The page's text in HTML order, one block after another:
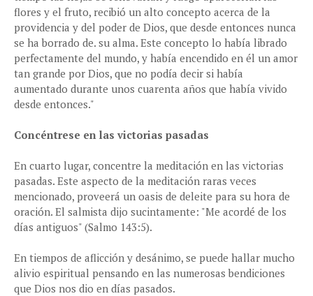
flores y el fruto, recibió un alto concepto acerca de la
providencia y del poder de Dios, que desde entonces nunca
se ha borrado de. su alma. Este concepto lo había librado
perfectamente del mundo, y había encendido en él un amor
tan grande por Dios, que no podía decir si había
aumentado durante unos cuarenta años que había vivido
desde entonces."
Concéntrese en las victorias pasadas
En cuarto lugar, concentre la meditación en las victorias
pasadas. Este aspecto de la meditación raras veces
mencionado, proveerá un oasis de deleite para su hora de
oración. El salmista dijo sucintamente: "Me acordé de los
días antiguos" (Salmo 143:5).
En tiempos de aflicción y desánimo, se puede hallar mucho
alivio espiritual pensando en las numerosas bendiciones
que Dios nos dio en días pasados.